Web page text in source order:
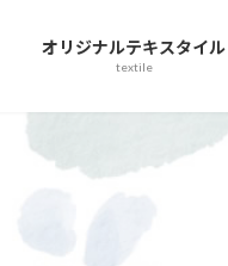
オリジナルテキスタイル
textile